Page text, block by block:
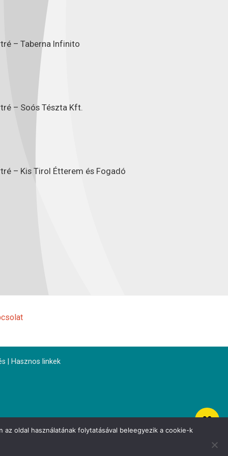
– Taberna Infinito
– Soós Tészta Kft.
– Kis Tirol Étterem és Fogadó
Hasznos linkek
oldal használatának folytatásával beleegyezik a cookie-k